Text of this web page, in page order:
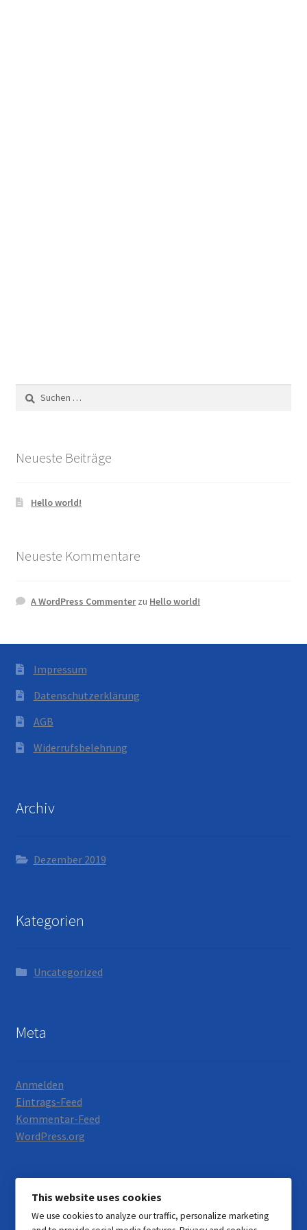
Suchen
nach:
Neueste Beiträge
Hello world!
Neueste Kommentare
A WordPress Commenterzu Hello world!
Impressum
Datenschutzerklärung
AGB
Widerrufsbelehrung
Archiv
Dezember 2019
Kategorien
Uncategorized
Meta
Anmelden
Eintrags-Feed
Kommentar-Feed
WordPress.org
© Motorrad Neumann 2026
This website uses cookies
We use cookies to analyze our traffic, personalize marketing